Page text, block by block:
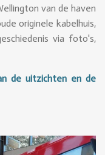
van de haven
originele kabelhuis,
via foto's,
de uitzichten en de